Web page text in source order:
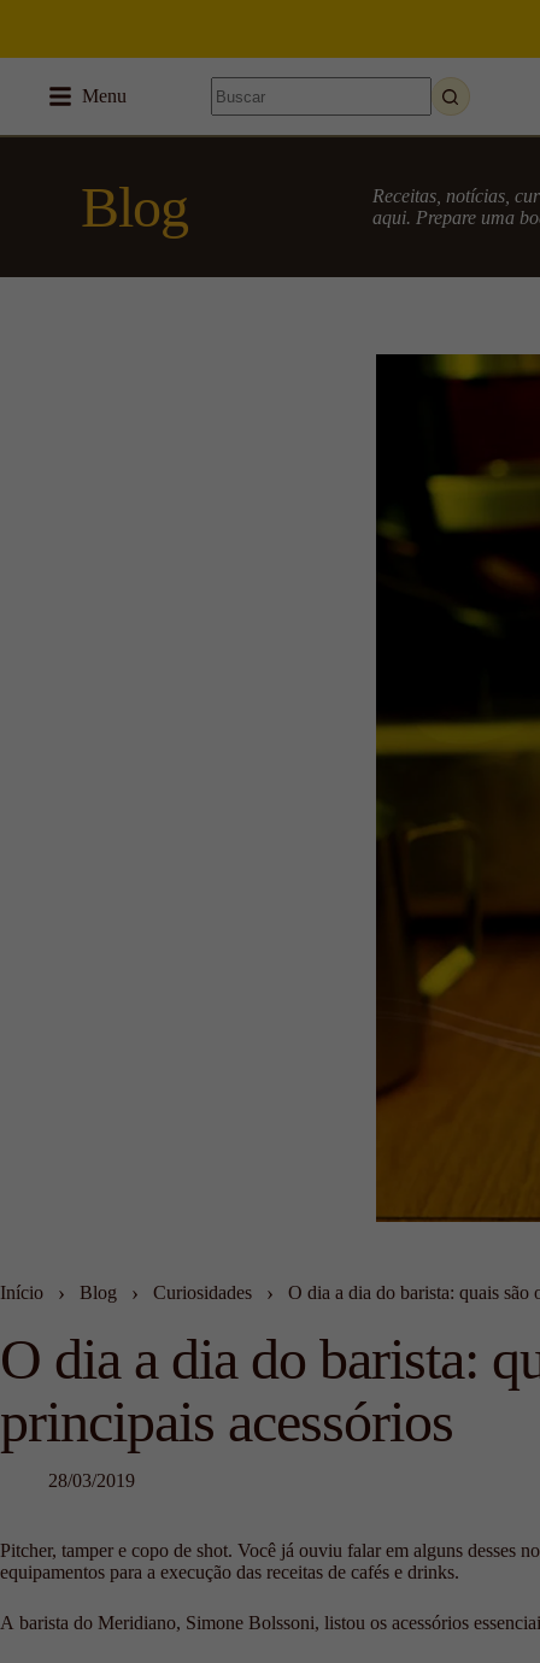
Menu
Blog
Receitas, notícias,
aqui. Prepare uma
Início › Blog › Curiosidades › O dia a dia do barista: quais são
O dia a dia do barista:
principais acessórios
28/03/2019
Pitcher, tamper e copo de shot. Você já ouviu falar em alguns desses
equipamentos para a execução das receitas de cafés e drinks.
A barista do Meridiano, Simone Bolssoni, listou os acessórios